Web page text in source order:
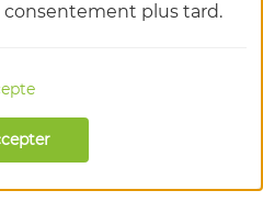
plus tard.